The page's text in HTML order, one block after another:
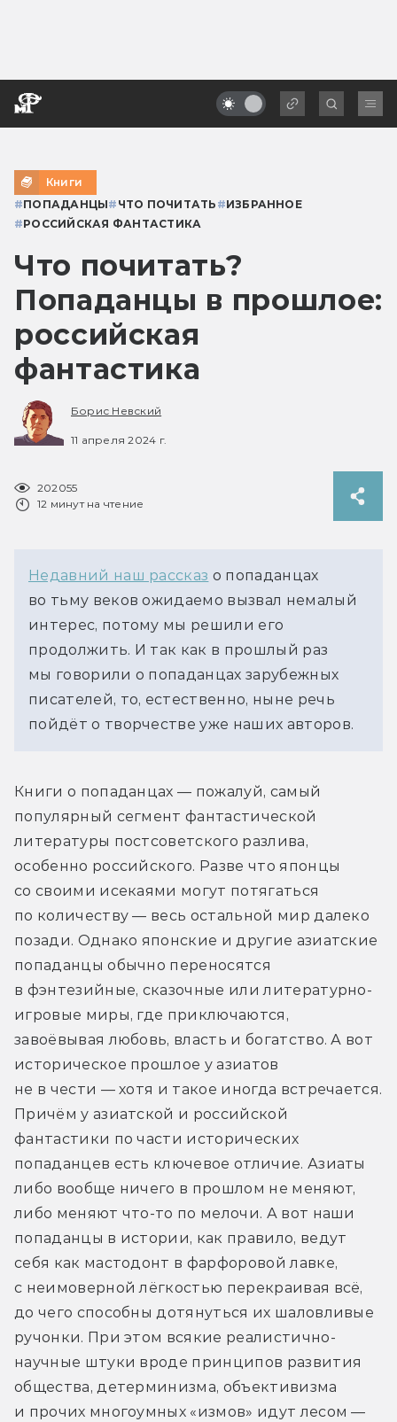
Книги
#ПОПАДАНЦЫ# ЧТО ПОЧИТАТЬ #ИЗБРАННОЕ
#РОССИЙСКАЯ ФАНТАСТИКА
Что почитать?
Попаданцы в прошлое:
российская
фантастика
Борис Невский
11 апреля 2024 г.
202055
12 минут на чтение
Недавний наш рассказ о попаданцах
во тьму веков ожидаемо вызвал немалый
интерес, потому мы решили его
продолжить. И так как в прошлый раз
мы говорили о попаданцах зарубежных
писателей, то, естественно, ныне речь
пойдёт о творчестве уже наших авторов.
Книги о попаданцах — пожалуй, самый
популярный сегмент фантастической
литературы постсоветского разлива,
особенно российского. Разве что японцы
со своими исекаями могут потягаться
по количеству — весь остальной мир далеко
позади. Однако японские и другие азиатские
попаданцы обычно переносятся
в фэнтезийные, сказочные или литературно-
игровые миры, где приключаются,
завоёвывая любовь, власть и богатство. А вот
историческое прошлое у азиатов
не в чести — хотя и такое иногда встречается.
Причём у азиатской и российской
фантастики по части исторических
попаданцев есть ключевое отличие. Азиаты
либо вообще ничего в прошлом не меняют,
либо меняют что-то по мелочи. А вот наши
попаданцы в истории, как правило, ведут
себя как мастодонт в фарфоровой лавке,
с неимоверной лёгкостью перекраивая всё,
до чего способны дотянуться их шаловливые
ручонки. При этом всякие реалистично-
научные штуки вроде принципов развития
общества, детерминизма, объективизма
и прочих многоумных «измов» идут лесом —